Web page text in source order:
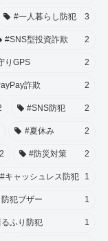
#一人暮らし防犯 3
#SNS型投資詐欺 2
りGPS 2
詐欺 2
#SNS防犯 2
#夏休み 2
2 #防災対策 2
#キャッシュレス防犯 1
犯ブザー 1
ふり防犯 1